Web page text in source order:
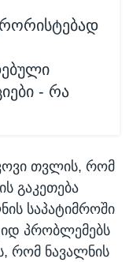
- რა
თვლის, რომ
გაკეთება
საპატიმროში
პრობლემებს
რომ ნავალნის